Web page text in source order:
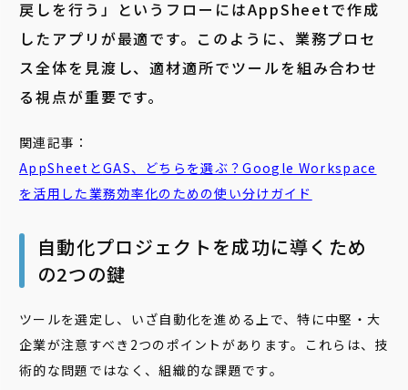
戻しを行う」というフローにはAppSheetで作成
したアプリが最適です。このように、業務プロセ
ス全体を見渡し、適材適所でツールを組み合わせ
る視点が重要です。
関連記事：
AppSheetとGAS、どちらを選ぶ？Google Workspace
を活用した業務効率化のための使い分けガイド
自動化プロジェクトを成功に導くため
の2つの鍵
ツールを選定し、いざ自動化を進める上で、特に中堅・大
企業が注意すべき2つのポイントがあります。これらは、技
術的な問題ではなく、組織的な課題です。